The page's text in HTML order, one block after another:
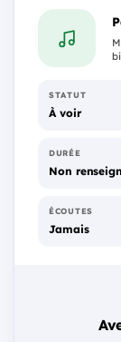
STATUT
À voir
DURÉE
Non
ÉCOUTES
Jamais